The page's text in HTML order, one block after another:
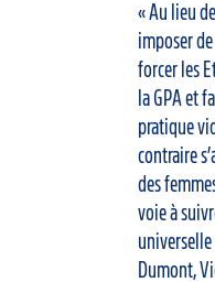
« Au lieu
imposer
forcer les
la GPA et
pratique
contraire
des
voie à
universelle
Dumont,